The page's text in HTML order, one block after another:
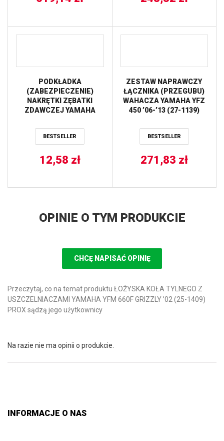
PODKŁADKA
(ZABEZPIECZENIE)
NAKRĘTKI ZĘBATKI
ZDAWCZEJ YAMAHA
’98-’12,YZ250
’99-’12,YZF450
(JEDNA SZTUKA) ALL
BALLS
BESTSELLER
12,58 zł
ZESTAW NAPRAWCZY
ŁĄCZNIKA (PRZEGUBU)
WAHACZA YAMAHA YFZ
450 ’06-’13 (27-1139)
BESTSELLER
271,83 zł
OPINIE O TYM PRODUKCIE
CHCĘ NAPISAĆ OPINIĘ
Przeczytaj, co na temat produktu ŁOŻYSKA KOŁA TYLNEGO Z
USZCZELNIACZAMI YAMAHA YFM 660F GRIZZLY ’02 (25-1409)
PROX sądzą jego użytkownicy
Na razie nie ma opinii o produkcie.
INFORMACJE O NAS